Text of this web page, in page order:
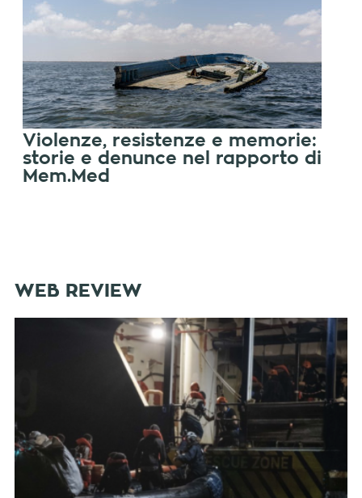
Violenze, resistenze e memorie:
storie e denunce nel rapporto di
Mem.Med
WEB REVIEW